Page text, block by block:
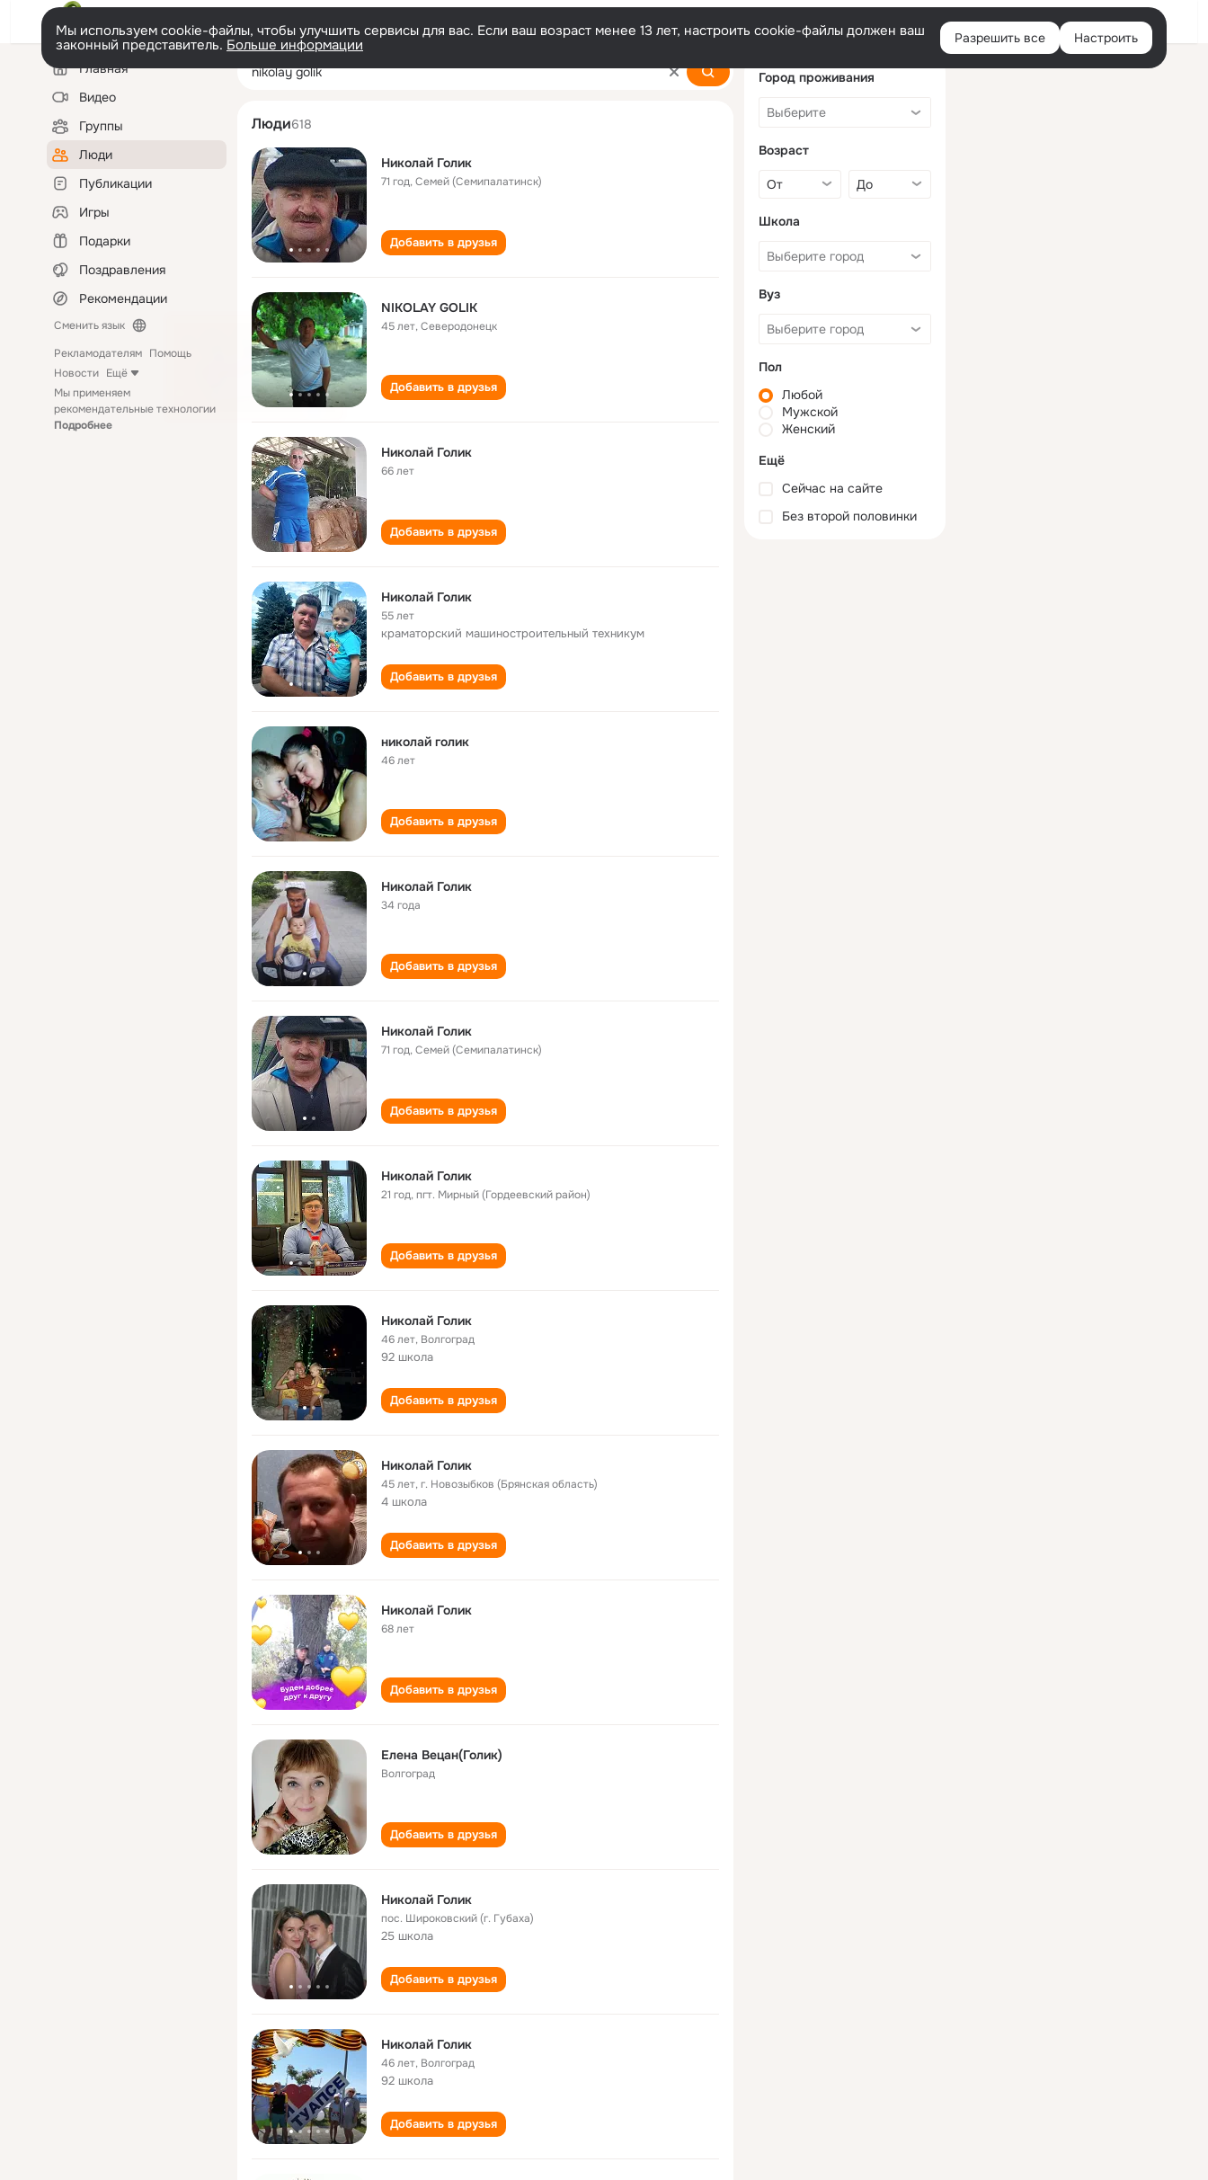
Войти
Мы используем cookie-файлы, чтобы улучшить сервисы для вас. Если ваш возраст менее 13 лет, настроить cookie-файлы должен ваш
законный представитель. Больше информации Разрешить все Настроить
Левая
колонкаГлавная
Видео
Группы
Люди
Публикации
Игры
Подарки
Поздравления
Рекомендации
Сменить язык
Рекламодателям Помощь
Новости Ещё
Мы применяем
рекомендательные технологии
Подробнее
nikolay golik
Люди618
Николай Голик
71 год,Семей (Семипалатинск)
Добавить в друзья
NIKOLAY GOLIK
45 лет,Северодонецк
Добавить в друзья
Николай Голик
66 лет
Добавить в друзья
Николай Голик
55 лет
краматорский машиностроительный техникум
Добавить в друзья
николай голик
46 лет
Добавить в друзья
Николай Голик
34 года
Добавить в друзья
Николай Голик
71 год,Семей (Семипалатинск)
Добавить в друзья
Николай Голик
21 год,пгт. Мирный (Гордеевский район)
Добавить в друзья
Николай Голик
46 лет, Волгоград
92 школа
Добавить в друзья
Николай Голик
45 лет,г. Новозыбков (Брянская область)
4 школа
Добавить в друзья
Николай Голик
68 лет
Добавить в друзья
Елена Вецан(Голик)
Волгоград
Добавить в друзья
Николай Голик
пос. Широковский (г. Губаха)
25 школа
Добавить в друзья
Николай Голик
46 лет, Волгоград
92 школа
Добавить в друзья
Город проживания
Возраст
Школа
Вуз
Пол
Любой
Мужской
Женский
Ещё
Сейчас на сайте
Без второй половинки